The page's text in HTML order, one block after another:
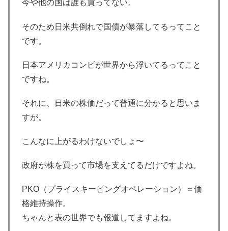
今や他の国は誰も買ってない。
そのため日米共倒れで国債が暴落してるってこと
です。
日本アメリカコンビが世界から浮いてるってこと
ですね。
それに、日米の株価だって普通に分かると思いま
すが。
こんなに上がるわけないでしょ〜
政府が株を買って市場を支えてるだけですよね。
PKO（プライスキーピングオペレーション）＝価
格維持操作。
ちゃんと表の世界でも報道してますよね。